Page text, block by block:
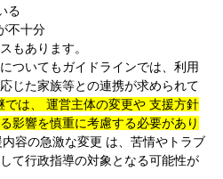
る
不十分
もあります。
ついてもガイドラインでは、利用
じた家族等との連携が求められて
では、 運営主体の変更や 支援方針
影響を慎重に考慮する必要があり
容の急激な変更 は、苦情やトラブ
て行政指導の対象となる可能性が